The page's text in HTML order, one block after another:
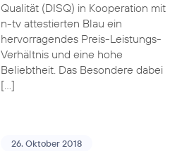
Qualität (DISQ) in Kooperation mit
n-tv attestierten Blau ein
hervorragendes Preis-Leistungs-
Verhältnis und eine hohe
Beliebtheit. Das Besondere dabei
[…]
26. Oktober 2018